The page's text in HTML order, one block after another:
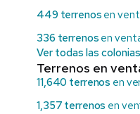
449 terrenos en
336 terrenos en
Ver todas las
Terrenos en
11,640 terrenos en
1,357 terrenos en